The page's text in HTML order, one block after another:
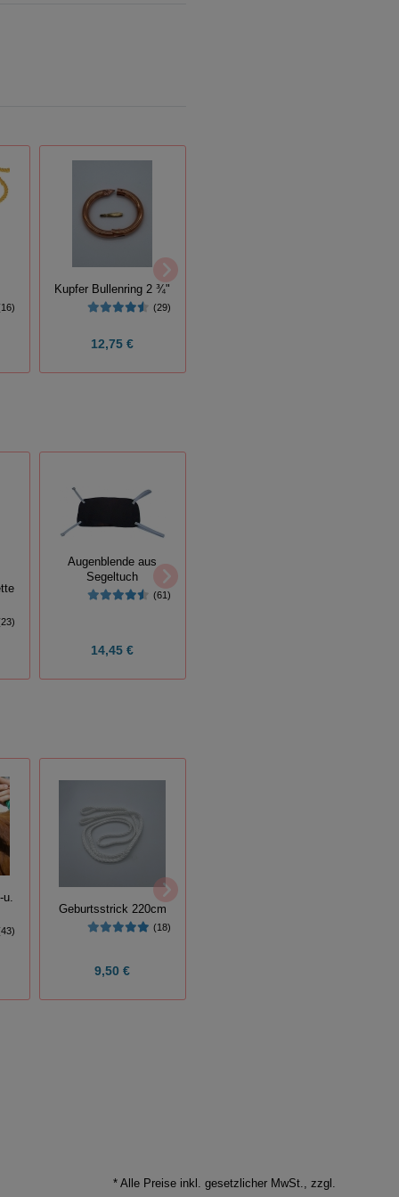
Kupfer Bullenring 2 ¾"
(29)
12,75 €
Augenblende aus
Segeltuch
(61)
14,45 €
u.
Geburtsstrick 220cm
(18)
9,50 €
* Alle Preise inkl. gesetzlicher MwSt., zzgl.